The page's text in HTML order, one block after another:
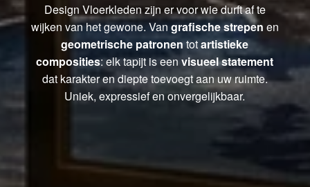
Design Vloerkleden zijn er voor wie durft af te
wijken van het gewone. Vangrafische strepen en
geometrische patronentotartistieke
composities: elk tapijt is eenvisueel statement
dat karakter en diepte toevoegt aan uw ruimte.
Uniek, expressief en onvergelijkbaar.